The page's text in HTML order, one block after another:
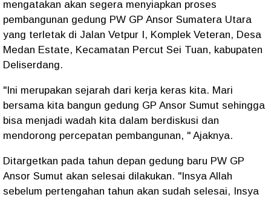
mengatakan akan segera menyiapkan proses
pembangunan gedung PW GP Ansor Sumatera Utara
yang terletak di Jalan Vetpur I, Komplek Veteran, Desa
Medan Estate, Kecamatan Percut Sei Tuan, kabupaten
Deliserdang.
"Ini merupakan sejarah dari kerja keras kita. Mari
bersama kita bangun gedung GP Ansor Sumut sehingga
bisa menjadi wadah kita dalam berdiskusi dan
mendorong percepatan pembangunan, " Ajaknya.
Ditargetkan pada tahun depan gedung baru PW GP
Ansor Sumut akan selesai dilakukan. "Insya Allah
sebelum pertengahan tahun akan sudah selesai, Insya